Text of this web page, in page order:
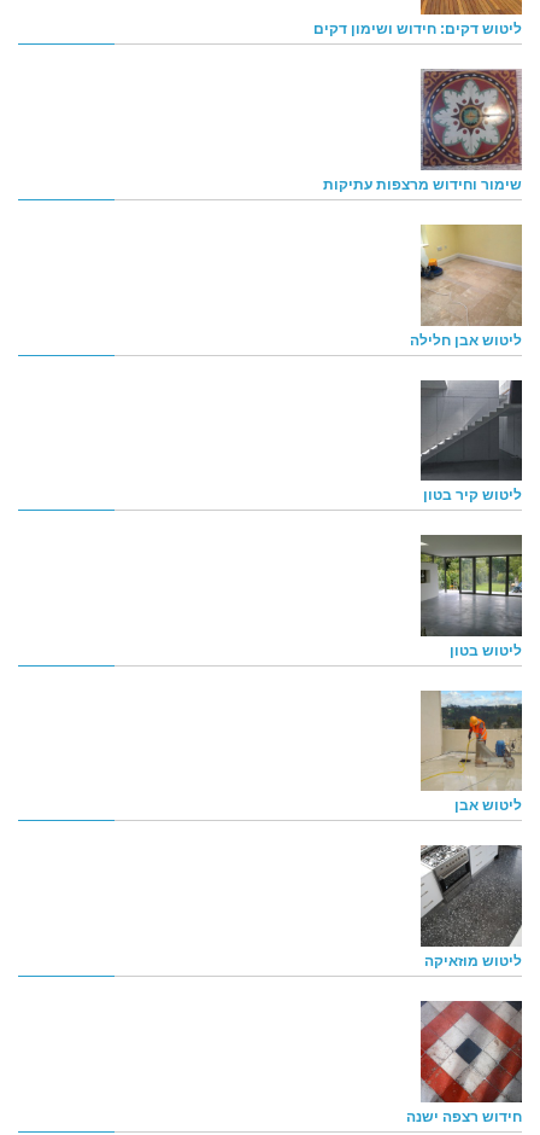
ליטוש דקים: חידוש ושימון דקים
שימור וחידוש מרצפות עתיקות
ליטוש אבן חלילה
ליטוש קיר בטון
ליטוש בטון
ליטוש אבן
ליטוש מוזאיקה
חידוש רצפה ישנה